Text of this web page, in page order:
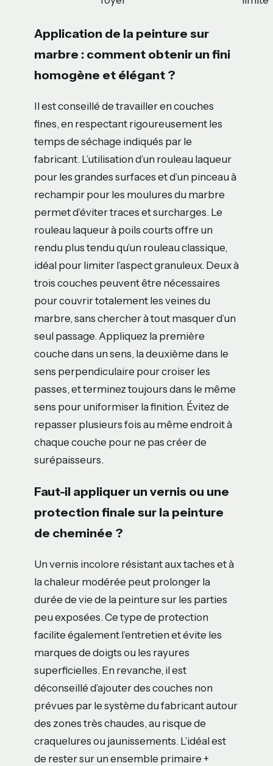
Application de la peinture sur
marbre : comment obtenir un fini
homogène et élégant ?
Il est conseillé de travailler en couches
fines, en respectant rigoureusement les
temps de séchage indiqués par le
fabricant. L’utilisation d’un rouleau laqueur
pour les grandes surfaces et d’un pinceau à
rechampir pour les moulures du marbre
permet d’éviter traces et surcharges. Le
rouleau laqueur à poils courts offre un
rendu plus tendu qu’un rouleau classique,
idéal pour limiter l’aspect granuleux. Deux à
trois couches peuvent être nécessaires
pour couvrir totalement les veines du
marbre, sans chercher à tout masquer d’un
seul passage. Appliquez la première
couche dans un sens, la deuxième dans le
sens perpendiculaire pour croiser les
passes, et terminez toujours dans le même
sens pour uniformiser la finition. Évitez de
repasser plusieurs fois au même endroit à
chaque couche pour ne pas créer de
surépaisseurs.
Faut-il appliquer un vernis ou une
protection finale sur la peinture
de cheminée ?
Un vernis incolore résistant aux taches et à
la chaleur modérée peut prolonger la
durée de vie de la peinture sur les parties
peu exposées. Ce type de protection
facilite également l’entretien et évite les
marques de doigts ou les rayures
superficielles. En revanche, il est
déconseillé d’ajouter des couches non
prévues par le système du fabricant autour
des zones très chaudes, au risque de
craquelures ou jaunissements. L’idéal est
de rester sur un ensemble primaire +